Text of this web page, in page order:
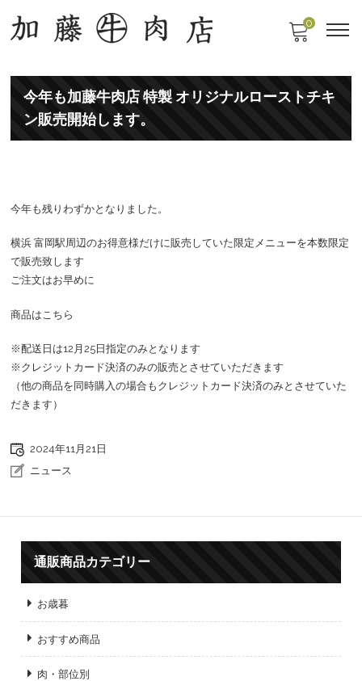
0
今年も加藤牛肉店 特製 オリジナルローストチキ
ン販売開始します。
今年も残りわずかとなりました。
横浜 富岡駅周辺のお得意様だけに販売していた限定メニューを本数限定
で販売致します
ご注文はお早めに
商品はこちら
※配送日は12月25日指定のみとなります
※クレジットカード決済のみの販売とさせていただきます
（他の商品を同時購入の場合もクレジットカード決済のみとさせていた
だきます）
2024年11月21日
ニュース
通販商品カテゴリー
お歳暮
おすすめ商品
肉・部位別